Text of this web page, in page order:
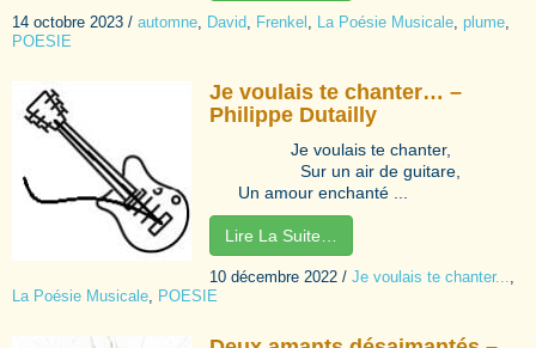
14 octobre 2023 / automne David Frenkel La Poésie Musicale plume
POESIE
Je voulais te chanter… –
Philippe Dutailly
Je voulais te chanter,
Sur un air de guitare,
Un amour enchanté ...
Lire La Suite…
10 décembre 2022 / Je voulais te chanter...
La Poésie Musicale
POESIE